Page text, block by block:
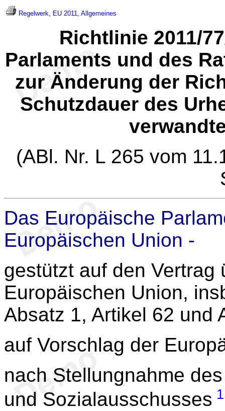
Regelwerk, EU 2011, Allgemeines
Richtlinie 2011/
Parlaments und des
zur Änderung der
Schutzdauer des
(ABl. Nr. L 265 vom
Das Europäische
Europäischen Union -
gestützt auf den Vertrag
Europäischen Union,
Absatz 1, Artikel 62 und
auf Vorschlag der
nach Stellungnahme
und Sozialausschusses 1